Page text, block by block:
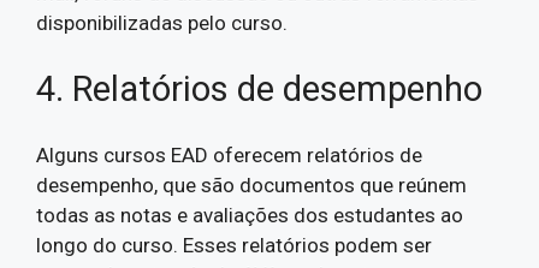
disponibilizadas pelo curso.
4. Relatórios de desempenho
Alguns cursos EAD oferecem relatórios de
desempenho, que são documentos que reúnem
todas as notas e avaliações dos estudantes ao
longo do curso. Esses relatórios podem ser